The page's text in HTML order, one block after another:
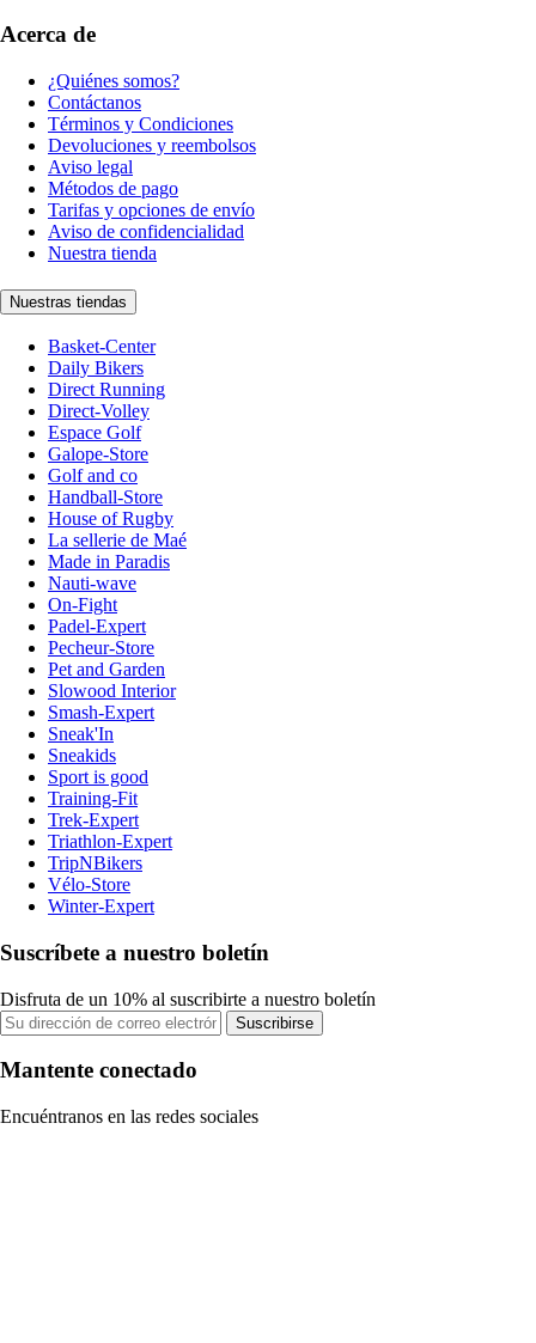
Acerca de
¿Quiénes somos?
Contáctanos
Términos y Condiciones
Devoluciones y reembolsos
Aviso legal
Métodos de pago
Tarifas y opciones de envío
Aviso de confidencialidad
Nuestra tienda
Nuestras tiendas
Basket-Center
Daily Bikers
Direct Running
Direct-Volley
Espace Golf
Galope-Store
Golf and co
Handball-Store
House of Rugby
La sellerie de Maé
Made in Paradis
Nauti-wave
On-Fight
Padel-Expert
Pecheur-Store
Pet and Garden
Slowood Interior
Smash-Expert
Sneak'In
Sneakids
Sport is good
Training-Fit
Trek-Expert
Triathlon-Expert
TripNBikers
Vélo-Store
Winter-Expert
Suscríbete a nuestro boletín
Disfruta de un 10% al suscribirte a nuestro boletín
Suscribirse
Mantente conectado
Encuéntranos en las redes sociales